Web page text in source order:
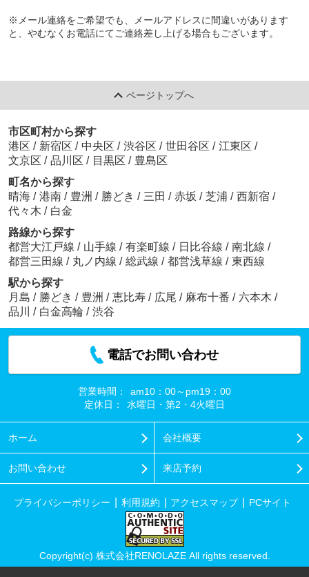
※メール連絡をご希望でも、メールアドレスに間違いがあります
と、やむなくお電話にてご連絡差し上げる場合もございます。
ページトップへ
市区町村から探す
港区 / 新宿区 / 中央区 / 渋谷区 / 世田谷区 / 江東区 /
文京区 / 品川区 / 目黒区 / 豊島区
町名から探す
晴海 / 港南 / 豊洲 / 勝どき / 三田 / 赤坂 / 芝浦 / 西新宿 /
代々木 / 白金
路線から探す
都営大江戸線 / 山手線 / 有楽町線 / 日比谷線 / 南北線 /
都営三田線 / 丸ノ内線 / 総武線 / 都営浅草線 / 東西線
駅から探す
月島 / 勝どき / 豊洲 / 恵比寿 / 広尾 / 麻布十番 / 六本木 /
品川
/ 白金高輪 / 渋谷
電話でお問い合わせ
営業時間：
am10：00～pm19：00
定休日：
水曜日・第2・4火曜日
ホーム 会社概要
お問い合わせ 来店予約
プライバシーポリシー 利用規約 アクセスマップ PCサイト
Copyright(c) 株式会社RENOLAZE All rights reserved.